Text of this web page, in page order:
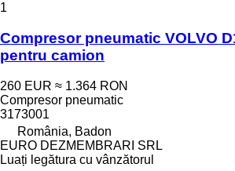
1
Compresor pneumatic VOLVO
pentru camion
260 EUR ≈ 1.364 RON
Compresor pneumatic
3173001
România, Badon
EURO DEZMEMBRARI SRL
Luați legătura cu vânzătorul